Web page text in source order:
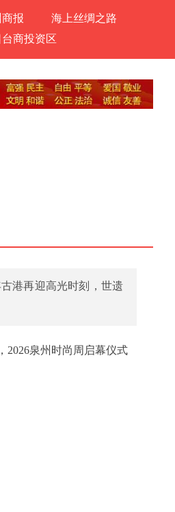
报
海上丝绸之路
商投资区
港再迎高光时刻，世遗
2026泉州时尚周启幕仪式